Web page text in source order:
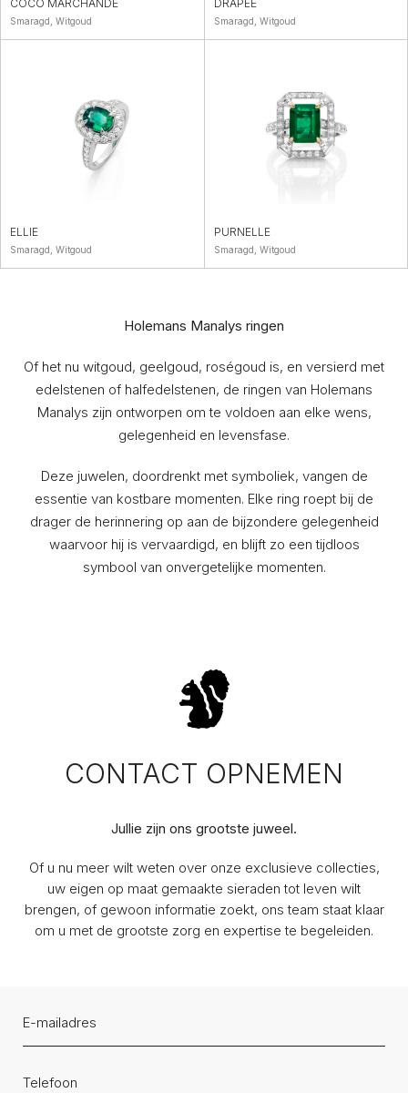
COCO MARCHANDE
Smaragd, Witgoud
DRAPÉE
Smaragd, Witgoud
ELLIE
Smaragd, Witgoud
PURNELLE
Smaragd, Witgoud
Holemans Manalys ringen
Of het nu witgoud, geelgoud, roségoud is, en versierd met
edelstenen of halfedelstenen, de ringen van Holemans
Manalys zijn ontworpen om te voldoen aan elke wens,
gelegenheid en levensfase.
Deze juwelen, doordrenkt met symboliek, vangen de
essentie van kostbare momenten. Elke ring roept bij de
drager de herinnering op aan de bijzondere gelegenheid
waarvoor hij is vervaardigd, en blijft zo een tijdloos
symbool van onvergetelijke momenten.
CONTACT OPNEMEN
Jullie zijn ons grootste juweel.
Of u nu meer wilt weten over onze exclusieve collecties,
uw eigen op maat gemaakte sieraden tot leven wilt
brengen, of gewoon informatie zoekt, ons team staat klaar
om u met de grootste zorg en expertise te begeleiden.